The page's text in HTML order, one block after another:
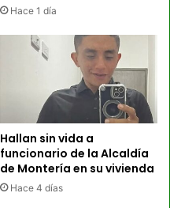
Hace 1 día
Hallan sin vida a
funcionario de la Alcaldía
de Montería en su vivienda
Hace 4 días